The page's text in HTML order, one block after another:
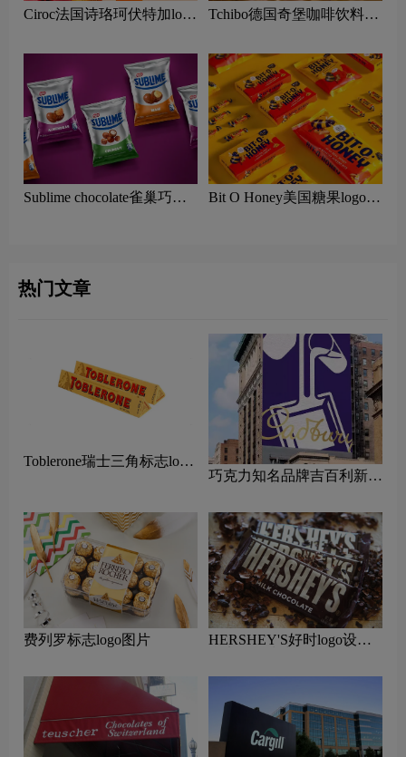
Ciroc法国诗珞珂伏特加logo
Tchibo德国奇堡咖啡饮料
念
Sublime chocolate雀巢巧克
Bit O Honey美国糖果logo含
热门文章
Toblerone瑞士三角标志logo
巧克力知名品牌吉百利新
费列罗标志logo图片
HERSHEY'S好时logo设计